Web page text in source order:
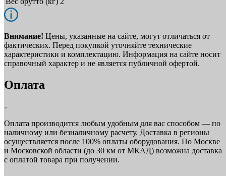
Внимание! Цены, указанные на сайте, могут отличаться от
фактических. Перед покупкой уточняйте технические
характеристики и комплектацию. Информация на сайте носит
справочный характер и не является публичной офертой.
Оплата
Оплата производится любым удобным для вас способом — по
наличному или безналичному расчету. Доставка в регионы
осуществляется после 100% оплаты оборудования. По Москве
и Московской области (до 30 км от МКАД) возможна доставка
с оплатой товара при получении.